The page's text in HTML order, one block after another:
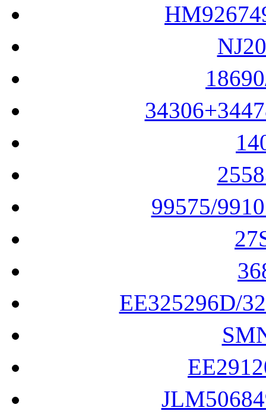
99575/
EE325296D/